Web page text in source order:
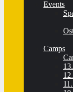
Events
Camps